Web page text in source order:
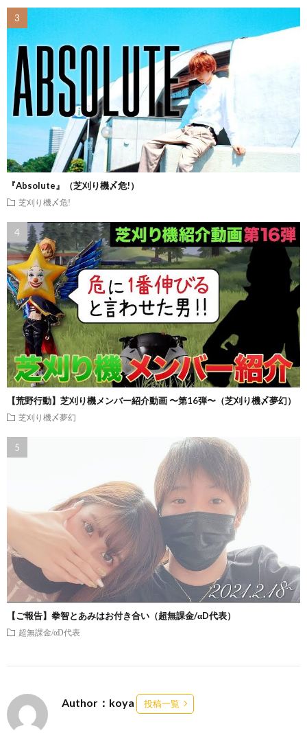
『Absolute』（芝刈り機〆危!）
芝刈り機〆危!
【荒野行動】芝刈り機メンバー紹介動画 〜第16弾〜（芝刈り機〆夢幻）
芝刈り機〆夢幻
【ご報告】拳智とあみはお付き合い（超無課金/αD代表）
超無課金/αD代表
Author：koya 投稿一覧